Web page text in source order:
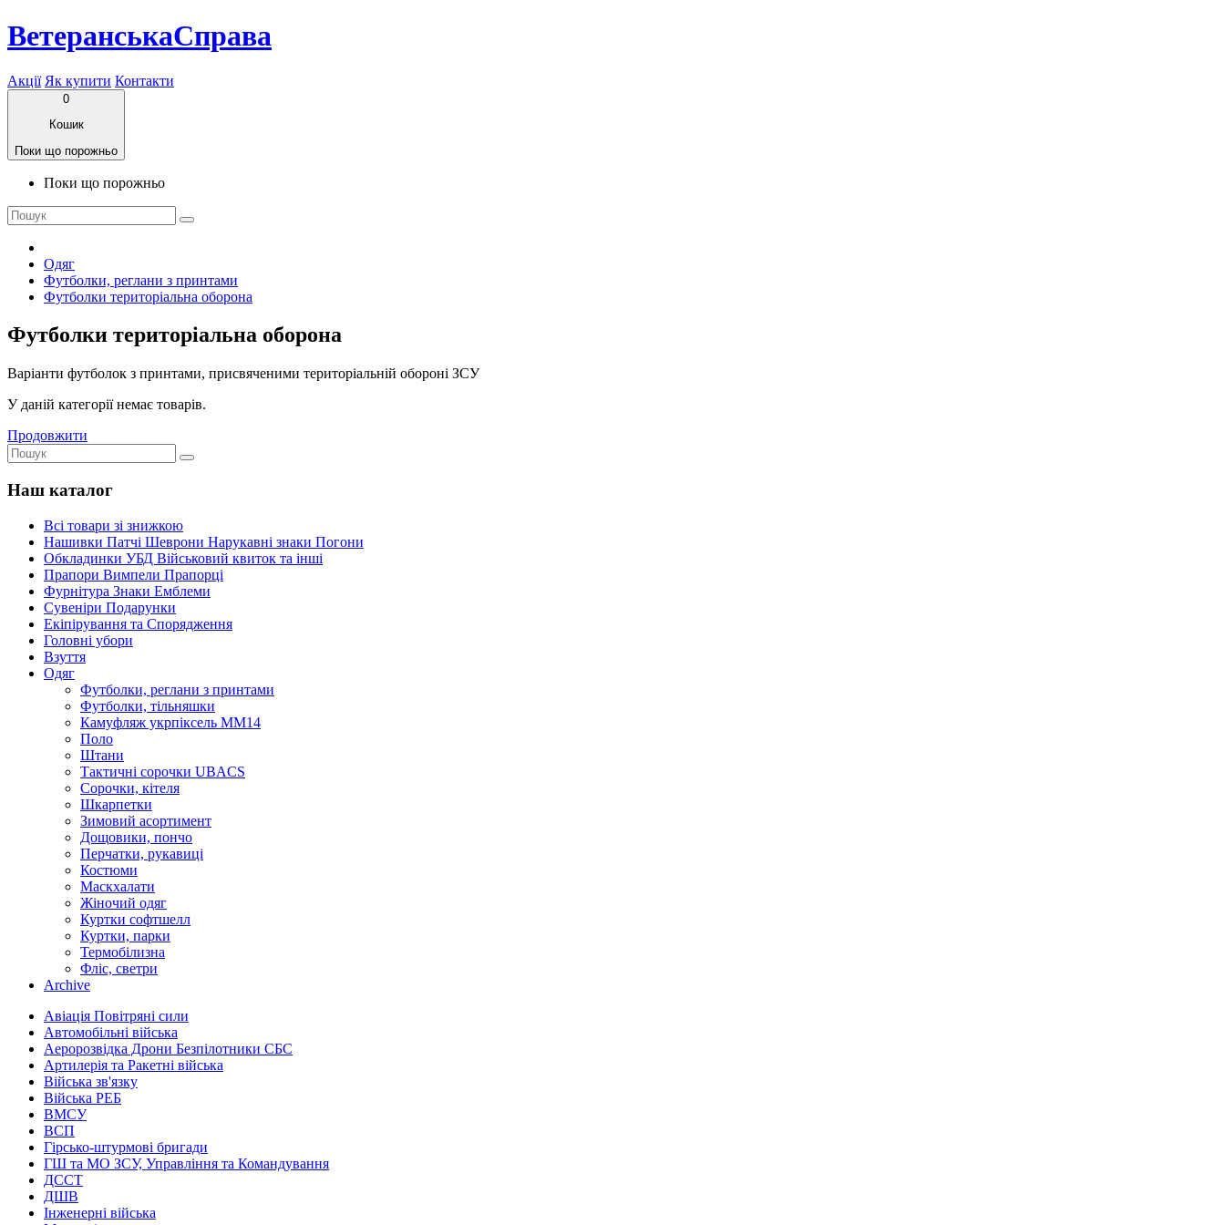
ВетеранськаСправа
Акції Як купити Контакти
0
Кошик
Поки що порожньо
Поки що порожньо
Одяг
Футболки, реглани з принтами
Футболки територіальна оборона
Футболки територіальна оборона
Варіанти футболок з принтами, присвяченими територіальній обороні ЗСУ
У даній категорії немає товарів.
Продовжити
Наш каталог
Всі товари зі знижкою
Нашивки Патчі Шеврони Нарукавні знаки Погони
Обкладинки УБД Військовий квиток та інші
Прапори Вимпели Прапорці
Фурнітура Знаки Емблеми
Сувеніри Подарунки
Екіпірування та Спорядження
Головні убори
Взуття
Одяг
Футболки, реглани з принтами
Футболки, тільняшки
Камуфляж укрпіксель ММ14
Поло
Штани
Тактичні сорочки UBACS
Cорочки, кітеля
Шкарпетки
Зимовий асортимент
Дощовики, пончо
Перчатки, рукавиці
Костюми
Маскхалати
Жіночий одяг
Куртки софтшелл
Куртки, парки
Термобілизна
Фліс, светри
Archive
Авіація Повітряні сили
Автомобільні війська
Аеророзвідка Дрони Безпілотники СБС
Артилерія та Ракетні війська
Війська зв'язку
Війська РЕБ
ВМСУ
ВСП
Гірсько-штурмові бригади
ГШ та МО ЗСУ, Управління та Командування
ДССТ
ДШВ
Інженерні війська